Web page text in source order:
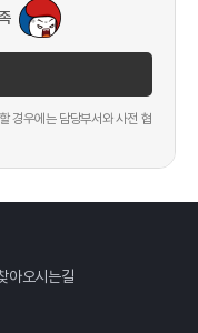
경우에는 담당부서와 사전 협
아오시는길